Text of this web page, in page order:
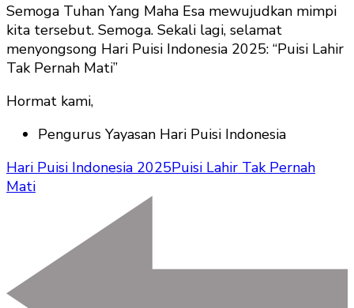
Semoga Tuhan Yang Maha Esa mewujudkan mimpi
kita tersebut. Semoga. Sekali lagi, selamat
menyongsong Hari Puisi Indonesia 2025: “Puisi Lahir
Tak Pernah Mati”
Hormat kami,
Pengurus Yayasan Hari Puisi Indonesia
Hari Puisi Indonesia 2025Puisi Lahir Tak Pernah
Mati